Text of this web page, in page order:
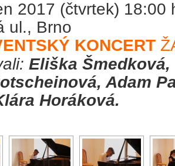
2017 (čtvrtek) 18:00
ul., Brno
KONCERT
Eliška
Adam
Horáková.